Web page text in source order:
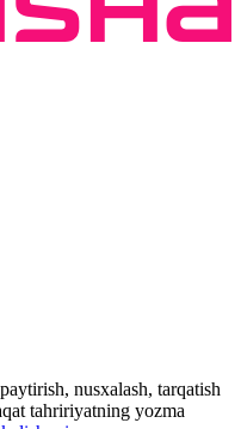
nusxalash, tarqatish
tahririyatning yozma